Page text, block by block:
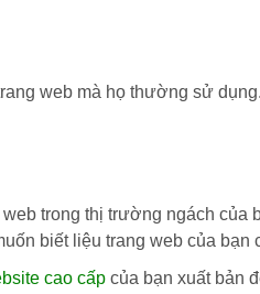
web mà họ thường sử
trong thị trường ngách
biết liệu trang web của
cao cấp của bạn xuất bản